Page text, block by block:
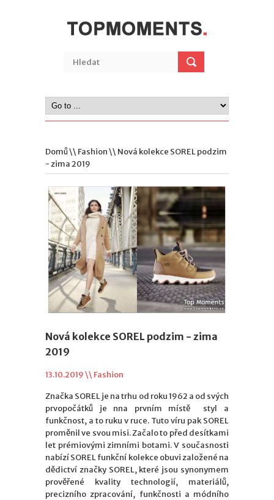
Domů\\ Fashion\\ Nová kolekce SOREL podzim
- zima 2019
Nová kolekce SOREL podzim - zima
2019
13.10.2019 \\ Fashion
Značka SOREL je na trhu od roku 1962 a od svých
prvopočátků je nna prvním místě styl a
funkčnost, a to ruku v ruce. Tuto víru pak SOREL
proměnil ve svou misi. Začalo to před desítkami
let prémiovými zimními botami. V současnosti
nabízí SOREL funkční kolekce obuvi založené na
dědictví značky SOREL, které jsou synonymem
prověřené kvality technologií, materiálů,
precizního zpracování, funkčnosti a módního